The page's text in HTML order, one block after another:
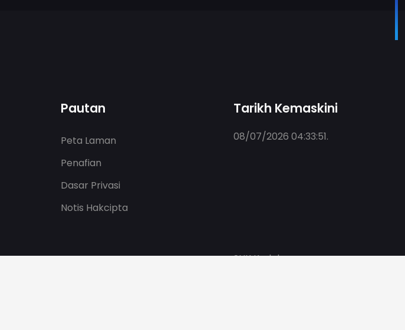
Pautan
Peta Laman
Penafian
Dasar Privasi
Notis Hakcipta
Tarikh Kemaskini
08/07/2026 04:33:51.
SUK Kedah